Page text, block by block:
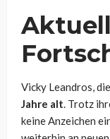
Vicky Leandros,
Jahre alt. Trotz
keine Anzeichen